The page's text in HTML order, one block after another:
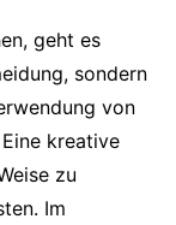
geht es
sondern
von
kreative
zu
Im